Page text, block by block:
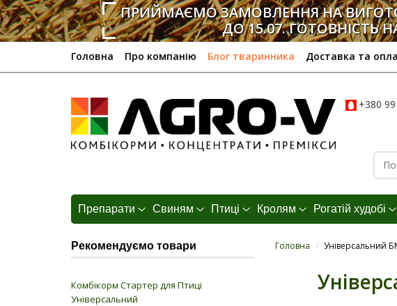
ПРИЙМАЄМО ЗАМОВЛЕННЯ НА
ДО 15.07. ГОТОВНІСТЬ
Головна Про компанію Блог тваринника Доставка та
+380
Препарати Свиням Птиці Кролям Рогатій худобі
Рекомендуємо товари
Комбікорм Стартер для Птиці
Універсальний
Головна / Універсальний